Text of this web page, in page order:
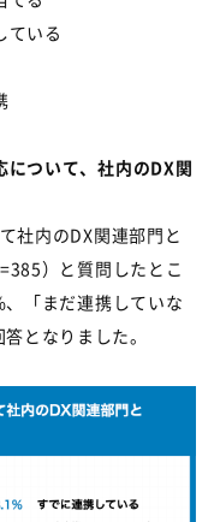
ている
について、社内のDX関
社内のDX関連部門と
）と質問したとこ
、「まだ連携していな
となりました。